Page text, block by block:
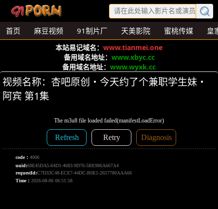
首页 麻豆视频 91制片厂 天美影院 蜜桃传媒 皇
本站易记域名： www.tianmei.one
备用域名地址： www.xbyc.cc
备用域名地址： www.wyxk.cc
视频名称：杏吧原创・今天约了个兼职学生妹・
阿宾 第1集